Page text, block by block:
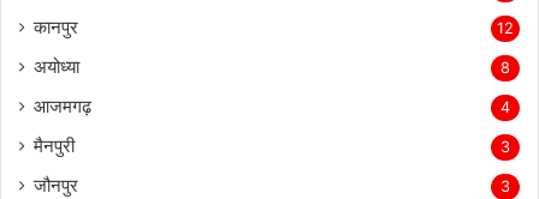
कानपुर 12
अयोध्या 8
आजमगढ़ 4
मैनपुरी 3
जौनपुर 3